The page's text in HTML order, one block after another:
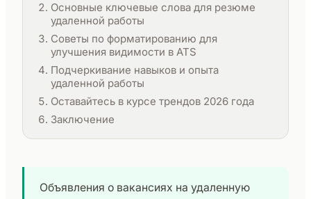
Основные ключевые слова для резюме
удаленной работы
Советы по форматированию для
улучшения видимости в ATS
Подчеркивание навыков и опыта
удаленной работы
Оставайтесь в курсе трендов 2026 года
Заключение
Объявления о вакансиях на удаленную